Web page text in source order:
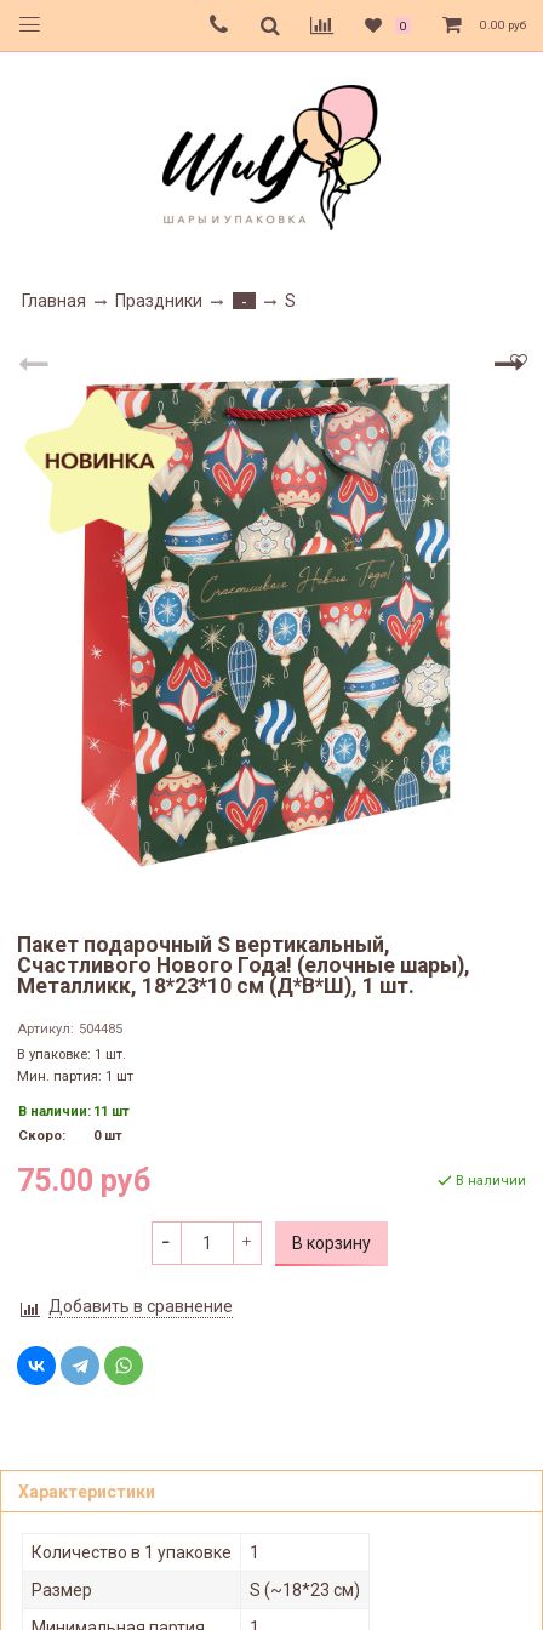
0 0.00 руб
Главная Праздники - S
Пакет подарочный S вертикальный,
Счастливого Нового Года! (елочные шары),
Металликк, 18*23*10 см (Д*В*Ш), 1 шт.
Артикул: 504485
В упаковке: 1 шт.
Мин. партия: 1 шт
В наличии: 11 шт
Скоро:
0 шт
75.00 руб В наличии
В корзину
Добавить в сравнение
Характеристики
Количество в 1 упаковке
1
Размер
S (~18*23 см)